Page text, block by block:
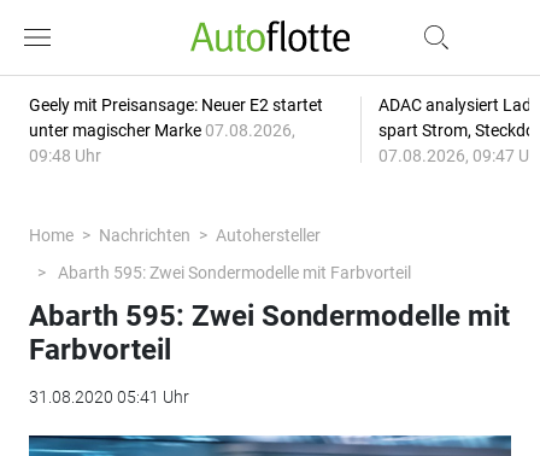
Geely mit Preisansage: Neuer E2 startet
unter magischer Marke 07.08.2026,
09:48 Uhr
ADAC analysiert
spart Strom,
07.08.2026, 09:47
Home Nachrichten
Autohersteller
Abarth 595: Zwei Sondermodelle mit Farbvorteil
Abarth 595: Zwei Sondermodelle mit
Farbvorteil
31.08.2020 05:41 Uhr